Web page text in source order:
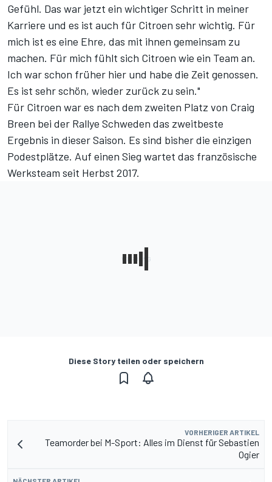
Gefühl. Das war jetzt ein wichtiger Schritt in meiner
Karriere und es ist auch für Citroen sehr wichtig. Für
mich ist es eine Ehre, das mit ihnen gemeinsam zu
machen. Für mich fühlt sich Citroen wie ein Team an.
Ich war schon früher hier und habe die Zeit genossen.
Es ist sehr schön, wieder zurück zu sein."
Für Citroen war es nach dem zweiten Platz von Craig
Breen bei der Rallye Schweden das zweitbeste
Ergebnis in dieser Saison. Es sind bisher die einzigen
Podestplätze. Auf einen Sieg wartet das französische
Werksteam seit Herbst 2017.
Diese Story teilen oder speichern
VORHERIGER ARTIKEL
Teamorder bei M-Sport: Alles im Dienst für Sebastien
Ogier